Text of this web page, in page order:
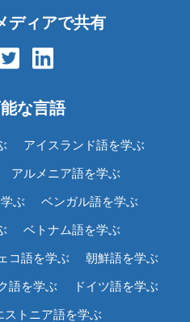
ディアで共有
な言語
アイスランド語を学ぶ
アルメニア語を学ぶ
ぶ ベンガル語を学ぶ
ベトナム語を学ぶ
コ語を学ぶ 朝鮮語を学ぶ
語を学ぶ ドイツ語を学ぶ
ストニア語を学ぶ